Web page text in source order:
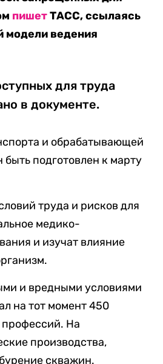
пишетТАСС, ссылаясь
модели ведения
для труда
в документе.
и обрабатывающей
подготовлен к марту
труда и рисков для
медико-
и изучат влияние
и вредными условиями
на тот момент 450
профессий. На
производства,
скважин.